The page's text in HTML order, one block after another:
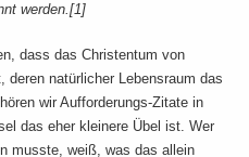
werden.[1]
dass das Christentum von
natürlicher Lebensraum das
wir Aufforderungs-Zitate in
das eher kleinere Übel ist. Wer
musste, weiß, was das allein